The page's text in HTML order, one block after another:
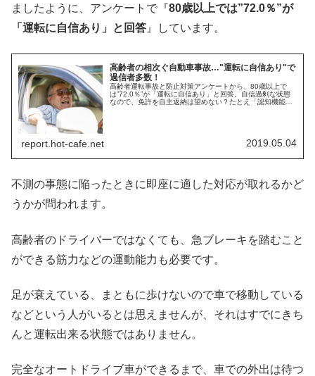
ましたように、アンケートで『80歳以上では”72.0％”が
「運転に自信あり」と回答 』しています。
高齢者の相次ぐ自動車事故…"運転に自信あり"で
過信者多数！
高齢者運転事故と防止対策アンケートから、80歳以上で
は”72.0％”が「運転に自信あり」と回答。自信過剰な状態
なので、免許を自主返納は望めない？たとえ「認知機能検
report.hot-cafe.net 2019.05.04
不測の事態に陥ったときに即座に適した対応が取れるかど
うかが問われます。
高齢者のドライバーではなくても、急ブレーキを踏むこと
ができる筋力などの運動能力も必要です。
足が衰えている、まともに歩けないので車で移動している
などという人がいるとは思えませんが、それはすでにきち
んと運転出来る状態ではありません。
完全なオートドライブ車ができるまで、車での外出は待つ